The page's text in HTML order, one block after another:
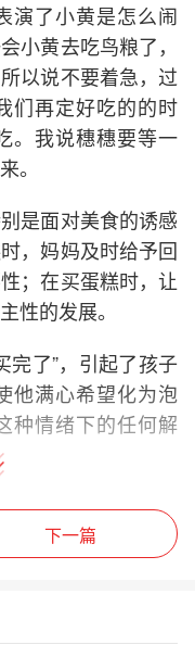
演了小黄是怎么闹
小黄去吃鸟粮了，
以说不要着急，过
们再定好吃的的时
。我说穗穗要等一
。
是面对美食的诱感
，妈妈及时给予回
；在买蛋糕时，让
性的发展。
完了”，引起了孩子
他满心希望化为泡
种情绪下的任何解
让孩子暂时忘记了
“吃蛋糕的事”进行
下一篇